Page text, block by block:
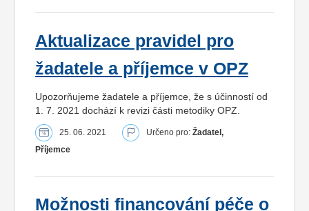
Aktualizace pravidel pro
žadatele a příjemce v OPZ
Upozorňujeme žadatele a příjemce, že s účinností od
1. 7. 2021 dochází k revizi části metodiky OPZ.
25. 06. 2021 Určeno pro: Žadatel,
Příjemce
Možnosti financování péče o